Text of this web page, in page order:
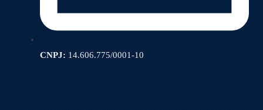
CNPJ: 14.606.775/0001-10